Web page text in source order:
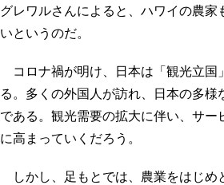
グレワルさんによると、ハワイの農
いというのだ。
コロナ禍が明け、日本は「観光立国
る。多くの外国人が訪れ、日本の多
である。観光需要の拡大に伴い、サ
に高まっていくだろう。
しかし、足もとでは、農業をはじめ